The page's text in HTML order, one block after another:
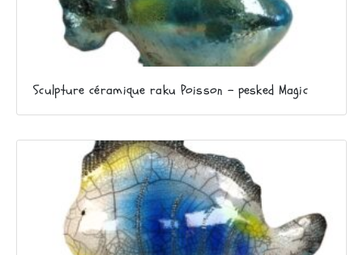
Sculpture céramique raku Poisson – pesked Magic